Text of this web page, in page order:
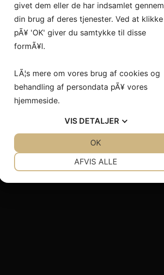
givet dem eller de har indsamlet gennem
din brug af deres tjenester. Ved at klikke
pÃ¥ 'OK' giver du samtykke til disse
formÃ¥l.
LÃ¦s mere om vores brug af cookies og
behandling af persondata pÃ¥ vores
hjemmeside.
VIS DETALJER
AFVIS ALLE
OK